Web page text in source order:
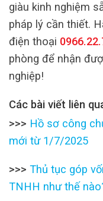
giàu kinh nghiệm
pháp lý cần thiết.
điện thoại
phòng để nhận
nghiệp!
Các bài viết liên
>>> Hồ sơ công
mới từ 1/7/2025
>>> Thủ tục góp
TNHH như thế